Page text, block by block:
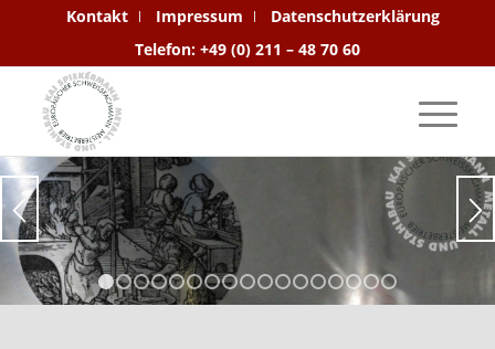
Kontakt Impressum
Datenschutzerklärung
Telefon: +49 (0) 211 – 48 70 60
1 2 3 4 5 6 7 8 9 101112